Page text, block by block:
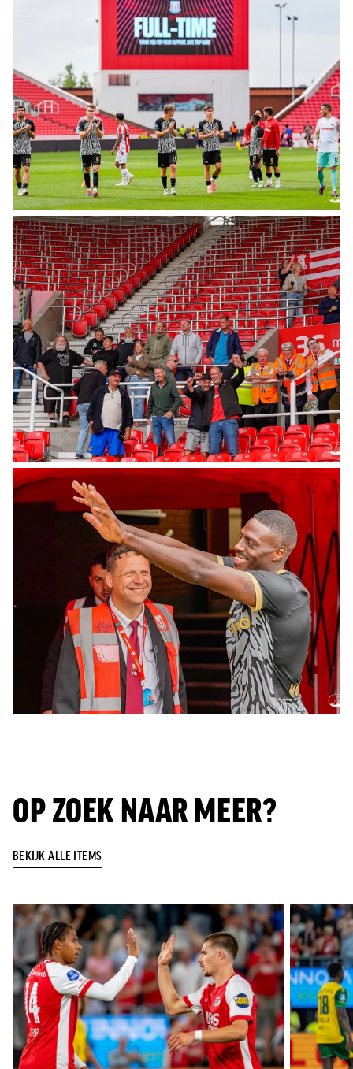
OP ZOEK NAAR MEER?
BEKIJK ALLE ITEMS